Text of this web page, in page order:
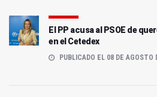
El PP acusa al PSOE de
en el Cetedex
PUBLICADO EL 08 DE AGOSTO